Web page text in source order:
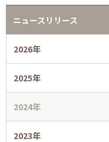
ニュースリリース
2026年
2025年
2024年
2023年